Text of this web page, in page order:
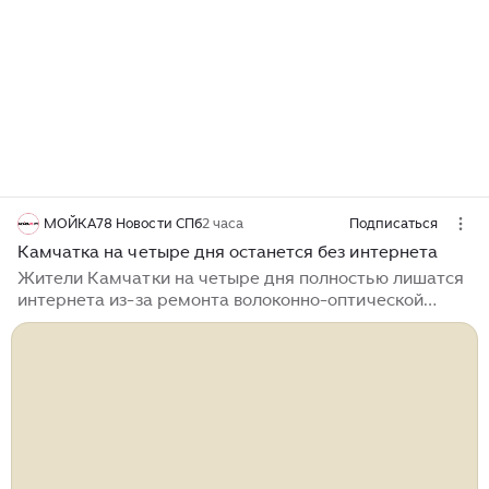
МОЙКА78 Новости СПб2 часа Подписаться
Камчатка на четыре дня останется без интернета
Жители Камчатки на четыре дня полностью лишатся
интернета из-за ремонта волоконно-оптической
линии связи. Об этом сообщается на сайте краевого